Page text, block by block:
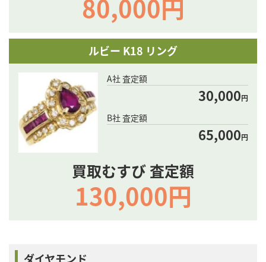
80,000円
ルビー K18 リング
A社 査定額
30,000円
B社 査定額
65,000円
買取むすび 査定額
130,000円
ダイヤモンド